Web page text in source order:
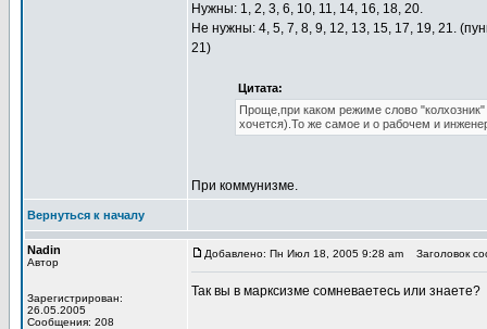
Нужны: 1, 2, 3, 6, 10, 11, 14, 16, 18, 20.
Не нужны: 4, 5, 7, 8, 9, 12, 13, 15, 17, 19, 21.
21)
Цитата:
Проще,при каком режиме слово
хочется).То же самое и о рабочем и
При коммунизме.
Вернуться к началу
Nadin
Автор
Зарегистрирован:
26.05.2005
Сообщения: 208
Добавлено: Пн Июл 18, 2005 9:28 am Заголовок
Так вы в марксизме сомневаетесь или знаете?